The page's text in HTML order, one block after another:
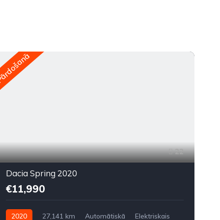
22
Dacia Spring 2020
€11,990
2020 27,141 km Automātiskā
Elektriskais